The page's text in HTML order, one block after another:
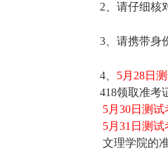
2、请仔细核
3 、请携带身
4、 5月28日
418领取准考
5月30日测
5月31日测
文理学院的